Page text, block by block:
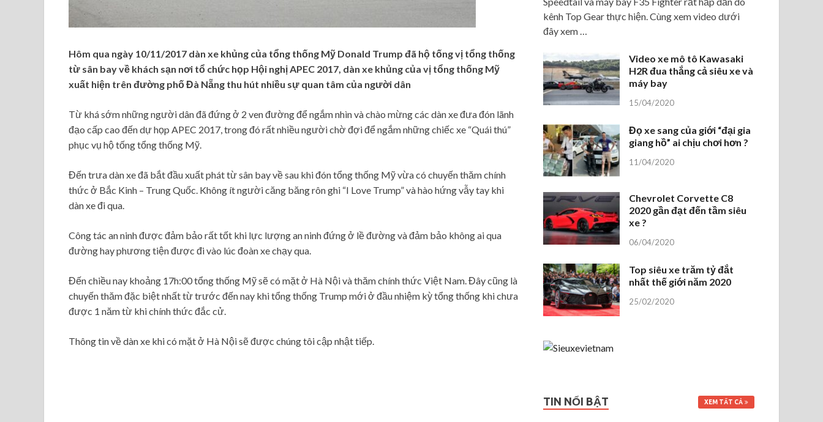
Hôm qua ngày 10/11/2017 dàn xe khủng của tổng thống Mỹ Donald Trump đã hộ tống vị tổng thống
từ sân bay về khách sạn nơi tổ chức họp Hội nghị APEC 2017, dàn xe khủng của vị tổng thống Mỹ
xuất hiện trên đường phố Đà Nẵng thu hút nhiều sự quan tâm của người dân
Từ khá sớm những người dân đã đứng ở 2 ven đường để ngắm nhìn và chào mừng các dàn xe đưa đón lãnh
đạo cấp cao đến dự họp APEC 2017, trong đó rất nhiều người chờ đợi để ngắm những chiếc xe “Quái thú”
phục vụ hộ tống tổng thống Mỹ.
Đến trưa dàn xe đã bắt đầu xuất phát từ sân bay về sau khi đón tổng thống Mỹ vừa có chuyến thăm chính
thức ở Bắc Kinh – Trung Quốc. Không ít người căng băng rôn ghi “I Love Trump” và hào hứng vẫy tay khi
dàn xe đi qua.
Công tác an ninh được đảm bảo rất tốt khi lực lượng an ninh đứng ở lề đường và đảm bảo không ai qua
đường hay phương tiện được đi vào lúc đoàn xe chạy qua.
Đến chiều nay khoảng 17h:00 tổng thống Mỹ sẽ có mặt ở Hà Nội và thăm chính thức Việt Nam. Đây cũng là
chuyến thăm đặc biệt nhất từ trước đến nay khi tổng thống Trump mới ở đầu nhiệm kỳ tổng thống khi chưa
được 1 năm từ khi chính thức đắc cử.
Thông tin về dàn xe khi có mặt ở Hà Nội sẽ được chúng tôi cập nhật tiếp.
kênh Top Gear thực hiện. Cùng xem video dưới
đây xem …
Video xe mô tô Kawasaki
H2R đua thắng cả siêu xe và
máy bay
15/04/2020
Đọ xe sang của giới “đại gia
giang hồ” ai chịu chơi hơn ?
11/04/2020
Chevrolet Corvette C8
2020 gần đạt đến tầm siêu
xe ?
06/04/2020
Top siêu xe trăm tỷ đắt
nhất thế giới năm 2020
25/02/2020
TIN NỔI BẬT XEM TẤT CẢ